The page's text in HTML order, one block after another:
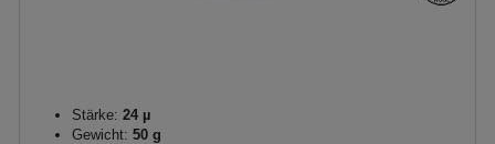
Stärke: 24 µ
Gewicht: 50 g